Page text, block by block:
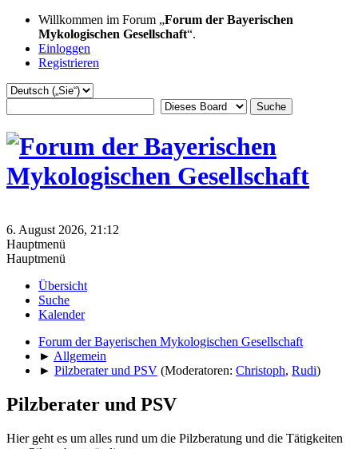
Willkommen im Forum „Forum der Bayerischen
Mykologischen Gesellschaft“.
Einloggen
Registrieren
6. August 2026, 21:12
Hauptmenü
Hauptmenü
Übersicht
Suche
Kalender
Forum der Bayerischen Mykologischen Gesellschaft
► Allgemein
► Pilzberater und PSV (Moderatoren: Christoph, Rudi)
Pilzberater und PSV
Hier geht es um alles rund um die Pilzberatung und die Tätigkeiten